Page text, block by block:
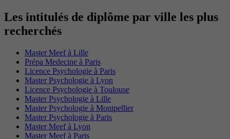
Les intitulés de diplôme par ville les plus
recherchés
Master Meef à Lille
Prépa Medecine à Paris
Licence Psychologie à Paris
Master Psychologie à Lyon
Licence Psychologie à Toulouse
Master Psychologie à Lille
Master Psychologie à Montpellier
Master Psychologie à Paris
Master Meef à Lyon
Master Meef à Paris